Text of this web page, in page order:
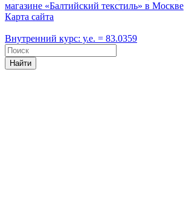
магазине «Балтийский текстиль» в Москве
Карта сайта
Внутренний курс: у.е. = 83.0359
Найти